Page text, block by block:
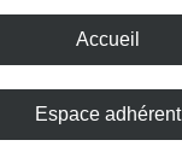
Accueil
Espace adhérent